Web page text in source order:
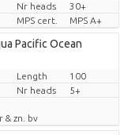
Nr heads
30+
MPS cert. MPS A+
Pacific Ocean
Length
100
Nr heads
5+
& zn. bv